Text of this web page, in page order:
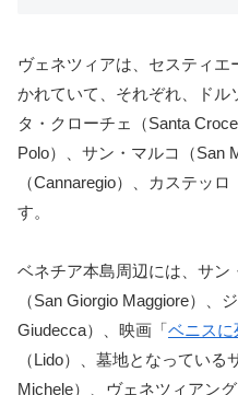
ヴェネツィアは、セスティ
かれていて、それぞれ、ドル
タ・クローチェ（Santa
Polo）、サン・マルコ（San
（Cannaregio）、カステッ
す。
ベネチア本島周辺には、サン
（San Giorgio Maggiore）、
Giudecca）、映画「ベニスに
（Lido）、墓地となってい
Michele）、ヴェネツィアン